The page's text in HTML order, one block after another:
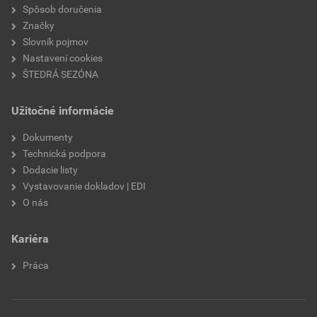
nasiakavosť
prídržnosť
paropriepustnosť
značka
použitie
Spôsob doručenia
Značky
Slovník pojmov
Nastavení cookies
ŠTEDRÁ SEZÓNA
Užitočné informácie
Dokumenty
Technická podpora
Dodacie listy
Vystavovanie dokladov | EDI
O nás
Kariéra
Práca